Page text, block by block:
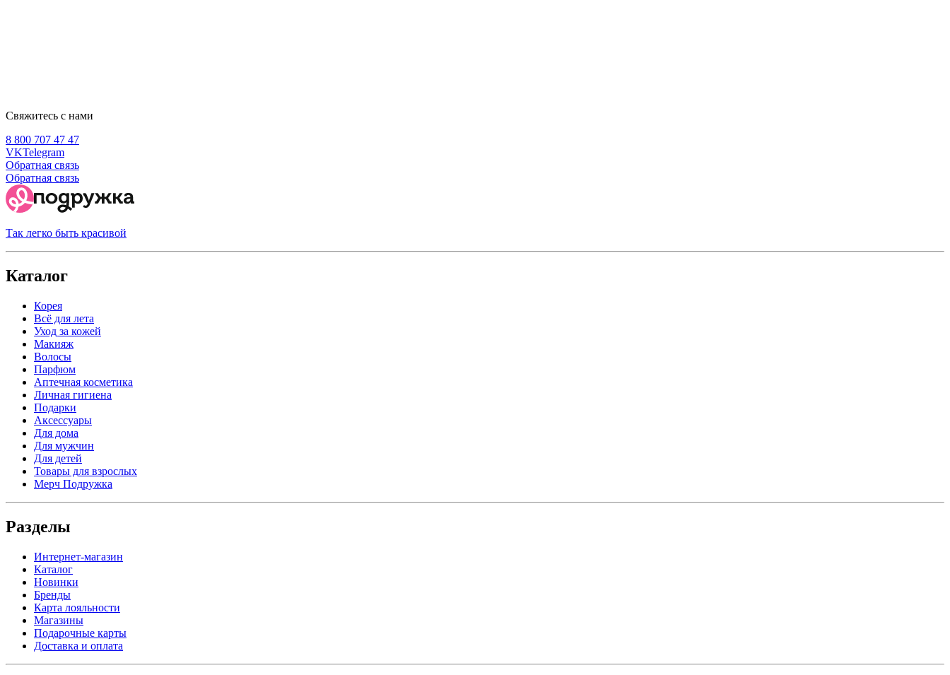
Свяжитесь с нами
8 800 707 47 47
VKTelegram
Обратная связь
Обратная связь
Так легко быть красивой
Каталог
Корея
Всё для лета
Уход за кожей
Макияж
Волосы
Парфюм
Аптечная косметика
Личная гигиена
Подарки
Аксессуары
Для дома
Для мужчин
Для детей
Товары для взрослых
Мерч Подружка
Разделы
Интернет-магазин
Каталог
Новинки
Бренды
Карта лояльности
Магазины
Подарочные карты
Доставка и оплата